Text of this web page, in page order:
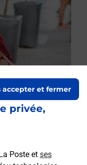
privée,
Poste et ses
accepter et fermer